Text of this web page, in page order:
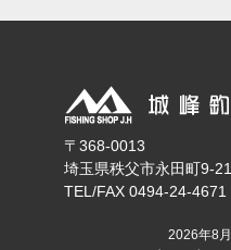
〒368-0013
埼玉県秩父市永田町9-21
TEL/FAX 0494-24-4671
2026年8月